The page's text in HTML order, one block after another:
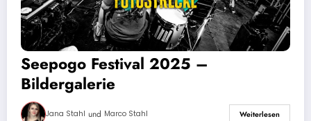
Seepogo Festival 2025 –
Bildergalerie
Jana Stahl und Marco Stahl Weiterlesen